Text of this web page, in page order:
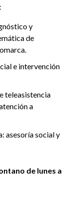
y
de
e intervención
teleasistencia
a
asesoría social y
de lunes a